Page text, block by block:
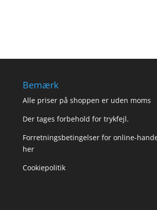
Bemærk
Alle priser på shoppen er uden moms
Der tages forbehold for trykfejl.
Forretningsbetingelser for online-
her
Cookiepolitik